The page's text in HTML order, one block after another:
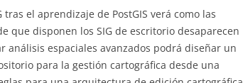
el aprendizaje de PostGIS verá como las
que disponen los SIG de escritorio desaparecen
análisis espaciales avanzados podrá diseñar un
para la gestión cartográfica desde una